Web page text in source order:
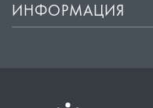
ИНФОРМАЦИЯ